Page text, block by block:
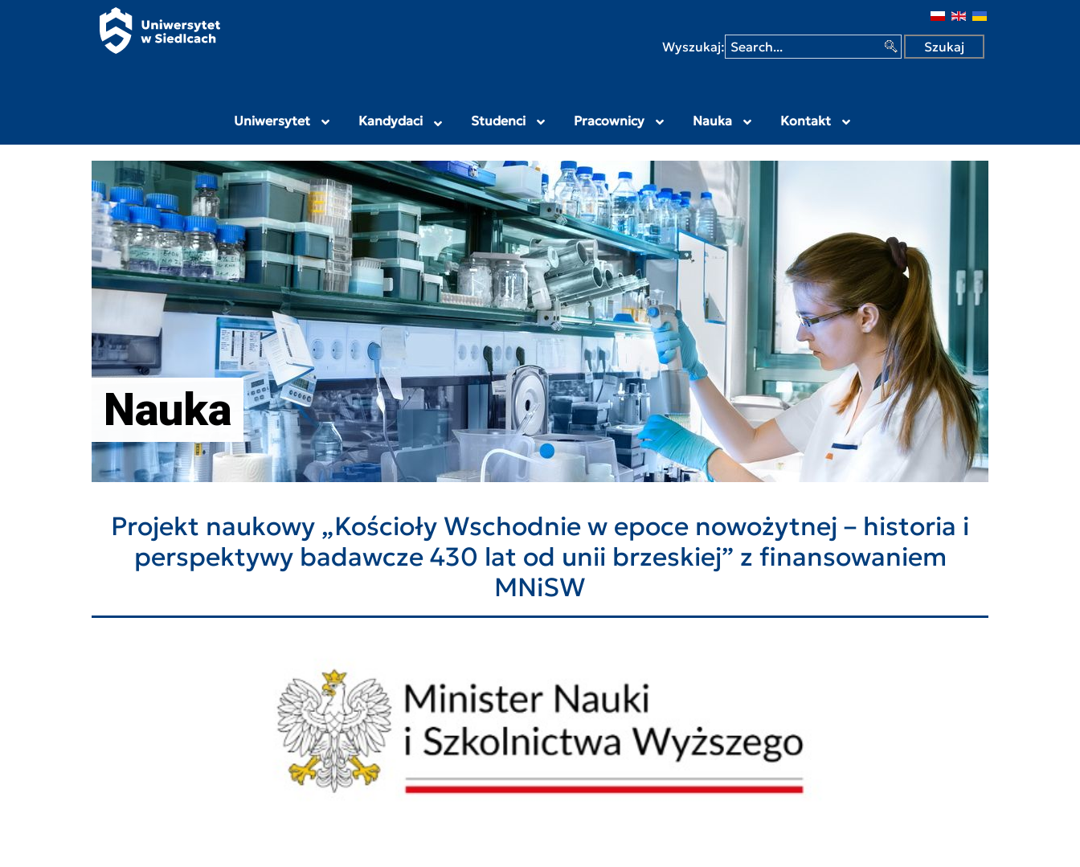
Panel zarządzania plikami cookies
Uniwersytet Przyrodniczo-Humanistyczny w Siedlcach
Wyszukaj:
Uniwersytet Kandydaci Studenci Pracownicy Nauka Kontakt
Nauka
Projekt naukowy „Kościoły Wschodnie w epoce nowożytnej – historia i
perspektywy badawcze 430 lat od unii brzeskiej” z finansowaniem
MNiSW